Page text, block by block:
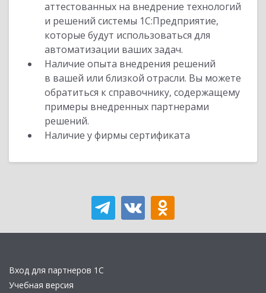
аттестованных на внедрение технологий
и решений системы 1С:Предприятие,
которые будут использоваться для
автоматизации ваших задач.
Наличие опыта внедрения решений
в вашей или близкой отрасли. Вы можете
обратиться к справочнику, содержащему
примеры внедренных партнерами
решений.
Наличие у фирмы сертификата
Вход для партнеров 1С
Учебная версия